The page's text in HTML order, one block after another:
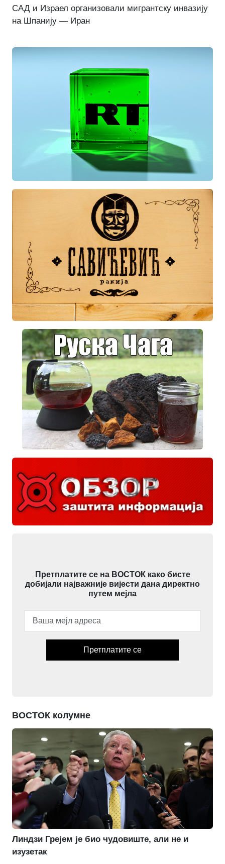
САД и Израел организовали мигрантску инвазију
на Шпанију — Иран
Претплатите се на ВОСТОК како бисте
добијали најважније вијести дана директно
путем мејла
Претплатите се
ВОСТОК колумне
Линдзи Грејем је био чудовиште, али не и
изузетак